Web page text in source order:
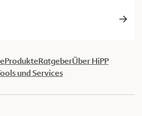
ProdukteRatgeberÜber HiPP
und Services